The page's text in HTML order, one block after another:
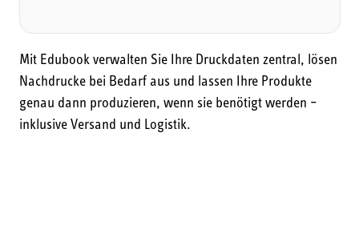
Mit Edubook verwalten Sie Ihre Druckdaten zentral, lösen
Nachdrucke bei Bedarf aus und lassen Ihre Produkte
genau dann produzieren, wenn sie benötigt werden –
inklusive Versand und Logistik.